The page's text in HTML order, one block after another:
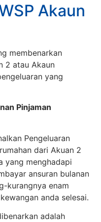
Akaun
membenarkan
2 atau Akaun
yang
Pinjaman
Pengeluaran
dari Akuan 2
yang menghadapi
ansuran bulanan
kurangnya enam
anda selesai.
adalah